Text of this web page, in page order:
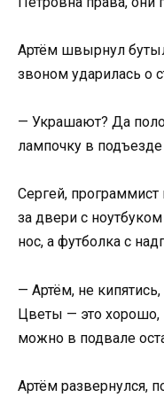
Артём швырнул
звоном ударилась о
— Украшают? Да
лампочку в
Сергей,
за двери с
нос, а футболка с
— Артём, не
Цветы — это хорошо,
можно в подвале
Артём развернулся,